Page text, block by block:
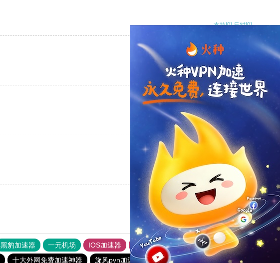
支持[0] 反对[0]
支持[0] 反对
支持
支持 反对 [0]
黑豹加速器 一元机场 IOS加速器 旋风加速度器
快连加速器
十大外网免费加速神器 旋风pvn加速器 黑洞nvp加速器 黑洞加速